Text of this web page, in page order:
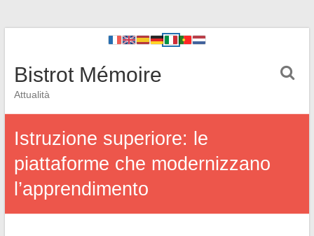
Bistrot Mémoire
Attualità
Istruzione superiore: le
piattaforme che modernizzano
l’apprendimento